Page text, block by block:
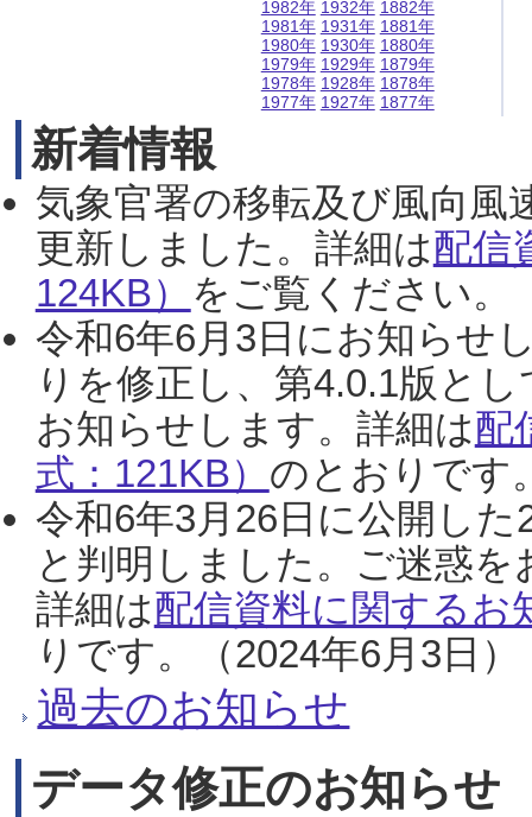
1982年
1981年
1980年
1979年
1978年
1977年
1932年
1931年
1930年
1929年
1928年
1927年
1882年
1881年
1880年
1879年
1878年
1877年
新着情報
気象官署の移転及び風向風
更新しました。詳細は配信
124KB） をご覧ください。
令和6年6月3日にお知らせ
りを修正し、第4.0.1版と
お知らせします。詳細は配
式：121KB） のとおりです
令和6年3月26日に公開し
と判明しました。ご迷惑
詳細は配信資料に関するお
りです。（2024年6月3日）
過去のお知らせ
データ修正のお知らせ